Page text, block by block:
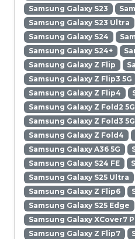
Samsung Galaxy S23
Samsung Galaxy S23 Ultra
Samsung Galaxy S24
Samsung Galaxy S24+
Samsung Galaxy Z Flip
Samsung Galaxy Z Flip3 5G
Samsung Galaxy Z Flip4
Samsung Galaxy Z Fold2 5G
Samsung Galaxy Z Fold3 5G
Samsung Galaxy Z Fold4
Samsung Galaxy A36 5G
Samsung Galaxy S24 FE
Samsung Galaxy S25 Ultra
Samsung Galaxy Z Flip6
Samsung Galaxy S25 Edge
Samsung Galaxy XCover7
Samsung Galaxy Z Flip7